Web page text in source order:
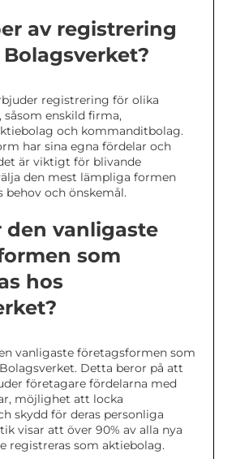
av registrering
registrering för olika
enskild firma,
och kommanditbolag.
har sina egna fördelar och
är viktigt för blivande
den mest lämpliga formen
behov och önskemål.
den vanligaste
som
hos
vanligaste företagsformen som
Detta beror på att
företagare fördelarna med
möjlighet att locka
skydd för deras personliga
visar att över 90% av alla nya
registreras som aktiebolag.